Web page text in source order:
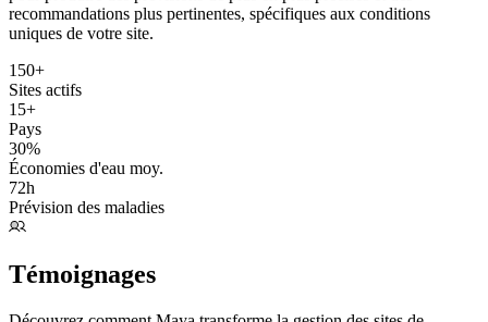
recommandations plus pertinentes, spécifiques aux conditions
uniques de votre site.
150+
Sites actifs
15+
Pays
30%
Économies d'eau moy.
72h
Prévision des maladies
Témoignages